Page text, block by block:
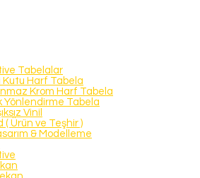
Tabelalar
Kutu Harf Tabela
Krom Harf Tabela
Yönlendirme Tabela
Vinil
( Ürün ve Teşhir )
& Modelleme